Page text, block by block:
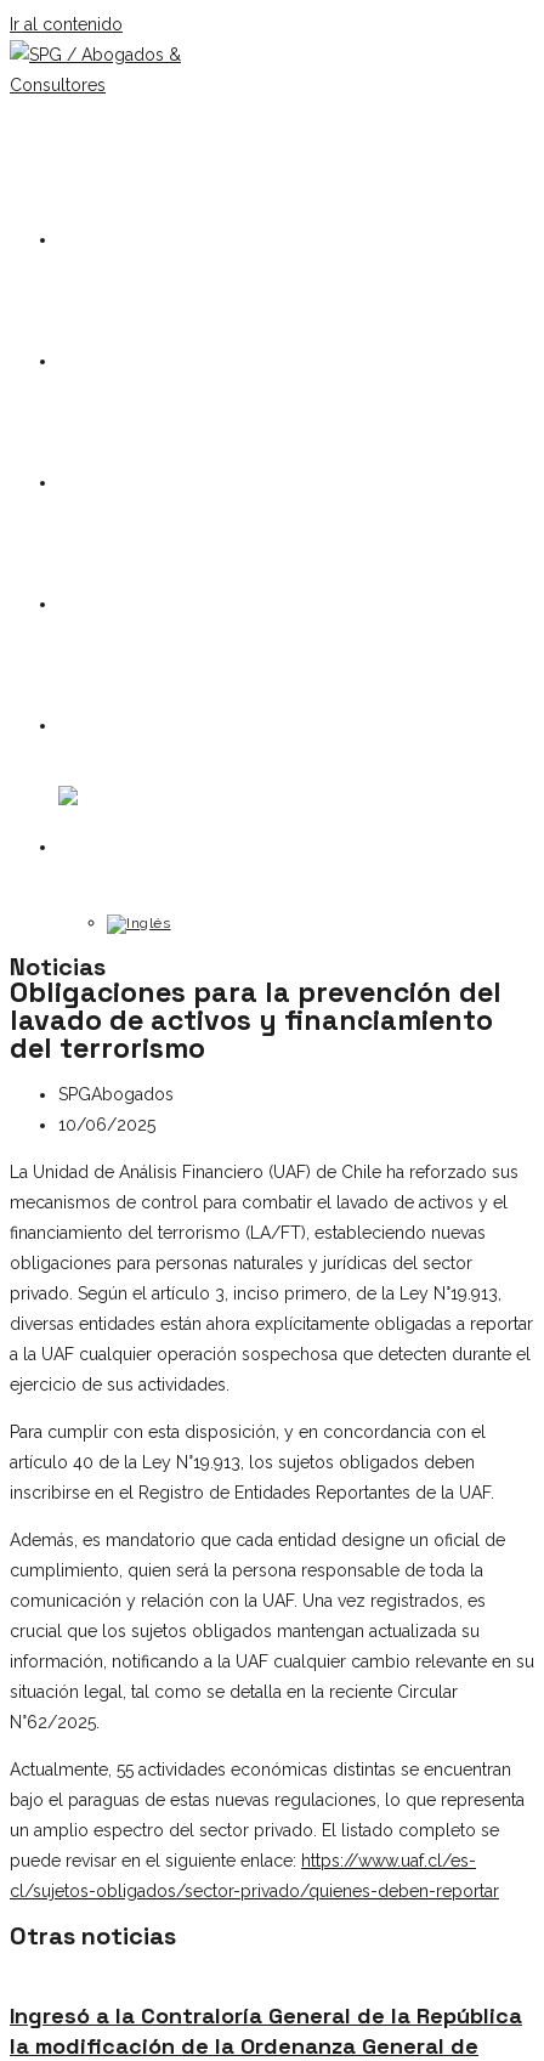
Ir al contenido
Noticias
Obligaciones para la prevención del
lavado de activos y financiamiento
del terrorismo
SPGAbogados
10/06/2025
La Unidad de Análisis Financiero (UAF) de Chile ha reforzado sus
mecanismos de control para combatir el lavado de activos y el
financiamiento del terrorismo (LA/FT), estableciendo nuevas
obligaciones para personas naturales y jurídicas del sector
privado. Según el artículo 3, inciso primero, de la Ley N°19.913,
diversas entidades están ahora explícitamente obligadas a reportar
a la UAF cualquier operación sospechosa que detecten durante el
ejercicio de sus actividades.
Para cumplir con esta disposición, y en concordancia con el
artículo 40 de la Ley N°19.913, los sujetos obligados deben
inscribirse en el Registro de Entidades Reportantes de la UAF.
Además, es mandatorio que cada entidad designe un oficial de
cumplimiento, quien será la persona responsable de toda la
comunicación y relación con la UAF. Una vez registrados, es
crucial que los sujetos obligados mantengan actualizada su
información, notificando a la UAF cualquier cambio relevante en su
situación legal, tal como se detalla en la reciente Circular
N°62/2025.
Actualmente, 55 actividades económicas distintas se encuentran
bajo el paraguas de estas nuevas regulaciones, lo que representa
un amplio espectro del sector privado. El listado completo se
puede revisar en el siguiente enlace: https://www.uaf.cl/es-
cl/sujetos-obligados/sector-privado/quienes-deben-reportar
Otras noticias
Ingresó a la Contraloría General de la República
la modificación de la Ordenanza General de